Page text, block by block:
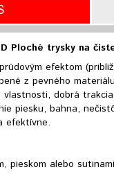
Ploché trysky na
efektom
z pevného
vlastnosti, dobrá
piesku, bahna,
efektívne.
pieskom alebo